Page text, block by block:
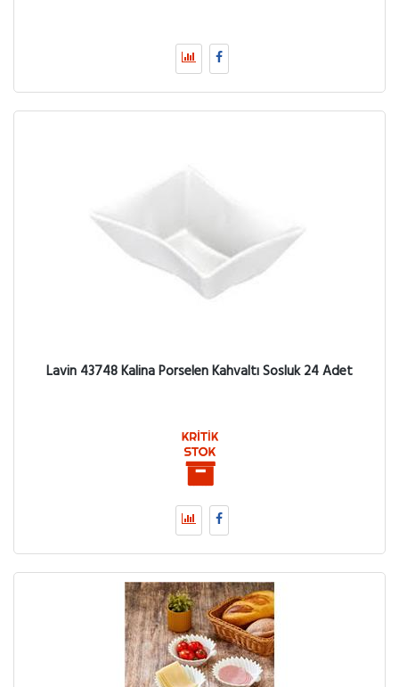
Lavin 43748 Kalina Porselen Kahvaltı Sosluk 24 Adet